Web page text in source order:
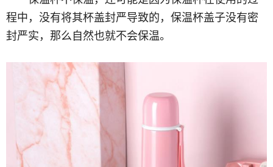
程中，没有将其杯盖封严导致的，保温杯盖子没有密
封严实，那么自然也就不会保温。